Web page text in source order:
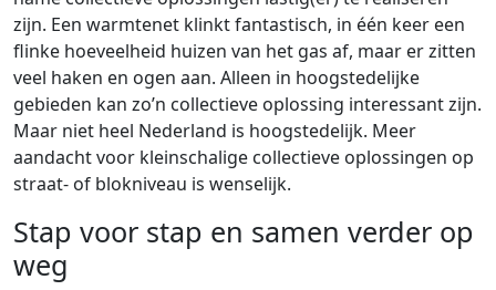
zijn. Een warmtenet klinkt fantastisch, in één keer een
flinke hoeveelheid huizen van het gas af, maar er zitten
veel haken en ogen aan. Alleen in hoogstedelijke
gebieden kan zo’n collectieve oplossing interessant zijn.
Maar niet heel Nederland is hoogstedelijk. Meer
aandacht voor kleinschalige collectieve oplossingen op
straat- of blokniveau is wenselijk.
Stap voor stap en samen verder op
weg